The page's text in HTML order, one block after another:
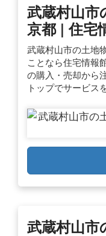
武蔵村山市
京都 | 住宅
武蔵村山市の土地
ことなら住宅情報
の購入・売却から
トップでサービス
武蔵村山市